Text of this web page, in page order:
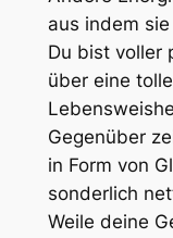
aus indem
Du bist voller
über eine
Gegenüber
in Form von
sonderlich
Weile deine